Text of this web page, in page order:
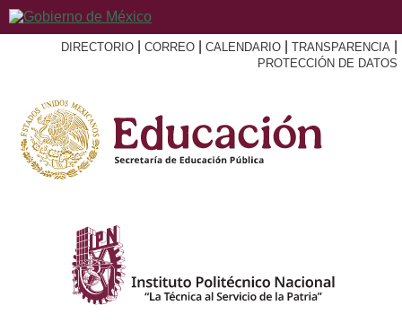
DIRECTORIO CORREO CALENDARIO TRANSPARENCIA
PROTECCIÓN DE DATOS